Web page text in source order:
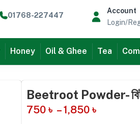
01768-227447
Account
Login/
Honey Oil & Ghee Tea
Beetroot Powder-
750 ৳ – 1,850 ৳